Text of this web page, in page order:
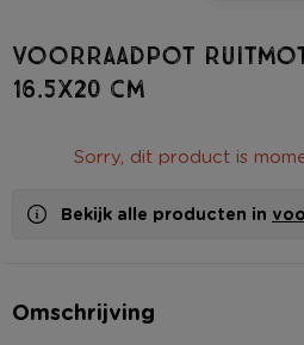
Voorraadpot
16.5x20 cm
Sorry, dit product is
Bekijk alle producten in
Omschrijving